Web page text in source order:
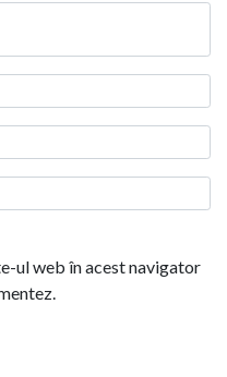
ul web în acest navigator